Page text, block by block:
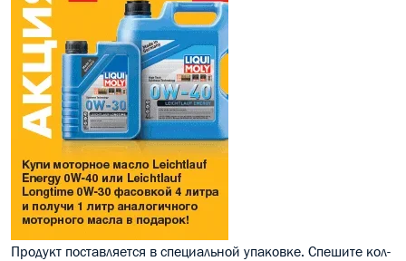
ПРИСАДКИ АВТОХИМИЯ
АВТО КОСМЕТИКА
МОТО МАСЛА
ВСЕ БРЕНДЫ
Продукт поставляется в специальной упаковке. Спешите кол-